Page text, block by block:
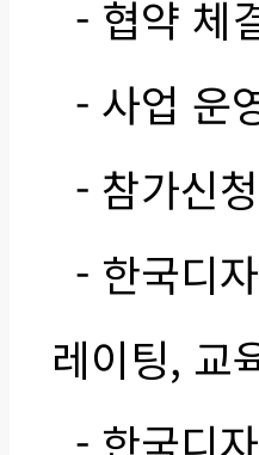
- 협약 체
- 사업 운
- 참가신
- 한국디
레이팅, 교
- 한국디